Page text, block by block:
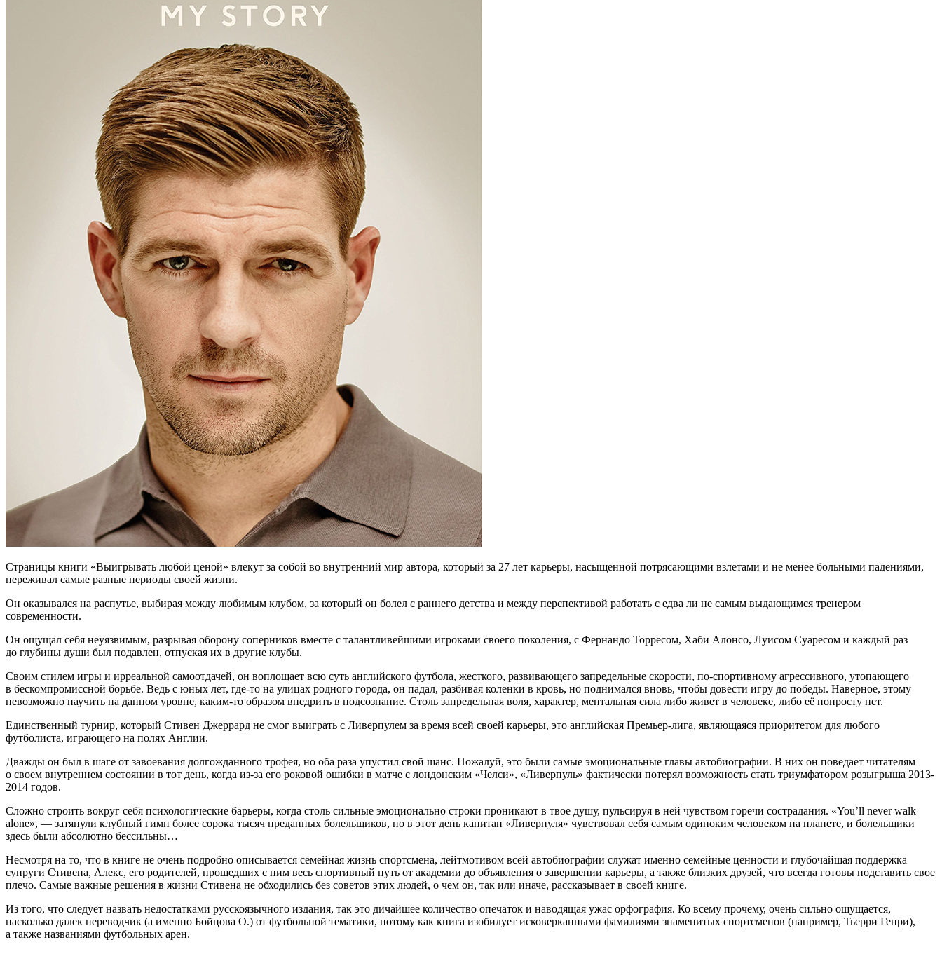
Страницы книги «Выигрывать любой ценой» влекут за собой во внутренний мир автора, который за 27 лет карьеры, насыщенной потрясающими взлетами и не менее больными падениями,
переживал самые разные периоды своей жизни.
Он оказывался на распутье, выбирая между любимым клубом, за который он болел с раннего детства и между перспективой работать с едва ли не самым выдающимся тренером
современности.
Он ощущал себя неуязвимым, разрывая оборону соперников вместе с талантливейшими игроками своего поколения, с Фернандо Торресом, Хаби Алонсо, Луисом Суаресом и каждый раз
до глубины души был подавлен, отпуская их в другие клубы.
Своим стилем игры и ирреальной самоотдачей, он воплощает всю суть английского футбола, жесткого, развивающего запредельные скорости, по-спортивному агрессивного, утопающего
в бескомпромиссной борьбе. Ведь с юных лет, где-то на улицах родного города, он падал, разбивая коленки в кровь, но поднимался вновь, чтобы довести игру до победы. Наверное, этому
невозможно научить на данном уровне, каким-то образом внедрить в подсознание. Столь запредельная воля, характер, ментальная сила либо живет в человеке, либо её попросту нет.
Единственный турнир, который Стивен Джеррард не смог выиграть с Ливерпулем за время всей своей карьеры, это английская Премьер-лига, являющаяся приоритетом для любого
футболиста, играющего на полях Англии.
Дважды он был в шаге от завоевания долгожданного трофея, но оба раза упустил свой шанс. Пожалуй, это были самые эмоциональные главы автобиографии. В них он поведает читателям
о своем внутреннем состоянии в тот день, когда из-за его роковой ошибки в матче с лондонским «Челси», «Ливерпуль» фактически потерял возможность стать триумфатором розыгрыша 2013-
2014 годов.
Сложно строить вокруг себя психологические барьеры, когда столь сильные эмоционально строки проникают в твое душу, пульсируя в ней чувством горечи сострадания. «You’ll never walk
alone», — затянули клубный гимн более сорока тысяч преданных болельщиков, но в этот день капитан «Ливерпуля» чувствовал себя самым одиноким человеком на планете, и болельщики
здесь были абсолютно бессильны…
Несмотря на то, что в книге не очень подробно описывается семейная жизнь спортсмена, лейтмотивом всей автобиографии служат именно семейные ценности и глубочайшая поддержка
супруги Стивена, Алекс, его родителей, прошедших с ним весь спортивный путь от академии до объявления о завершении карьеры, а также близких друзей, что всегда готовы подставить свое
плечо. Самые важные решения в жизни Стивена не обходились без советов этих людей, о чем он, так или иначе, рассказывает в своей книге.
Из того, что следует назвать недостатками русскоязычного издания, так это дичайшее количество опечаток и наводящая ужас орфография. Ко всему прочему, очень сильно ощущается,
насколько далек переводчик (а именно Бойцова О.) от футбольной тематики, потому как книга изобилует исковерканными фамилиями знаменитых спортсменов (например, Тьерри Генри),
а также названиями футбольных арен.